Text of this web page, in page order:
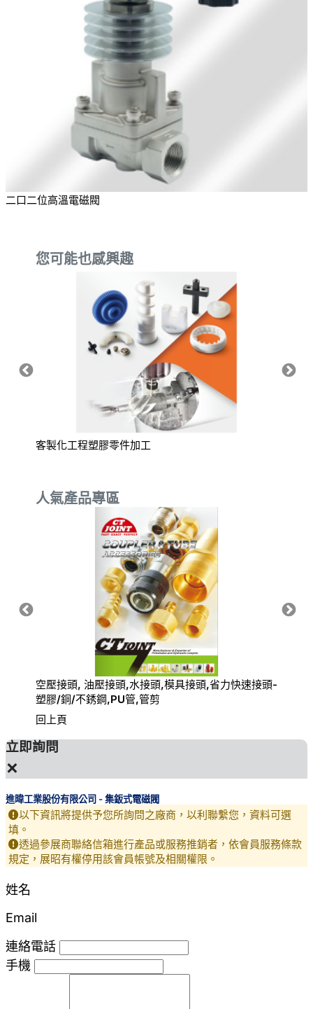
二口二位高溫電磁閥
您可能也感興趣
客製化工程塑膠零件加工
人氣產品專區
空壓接頭, 油壓接頭,水接頭,模具接頭,省力快速接頭-
塑膠/銅/不銹鋼,PU管,管剪
回上頁
立即詢問
×
進暐工業股份有限公司 - 集鈑式電磁閥
以下資訊將提供予您所詢問之廠商，以利聯繫您，資料可選
填。
透過參展商聯絡信箱進行產品或服務推銷者，依會員服務條款
規定，展昭有權停用該會員帳號及相關權限。
姓名
Email
連絡電話
手機